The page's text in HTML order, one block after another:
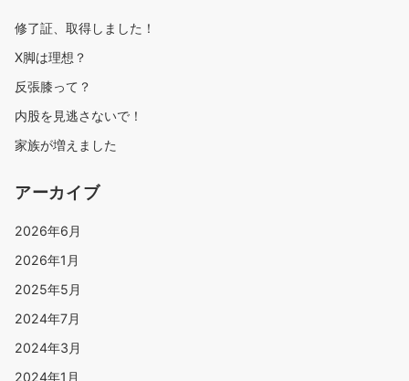
修了証、取得しました！
X脚は理想？
反張膝って？
内股を見逃さないで！
家族が増えました
アーカイブ
2026年6月
2026年1月
2025年5月
2024年7月
2024年3月
2024年1月